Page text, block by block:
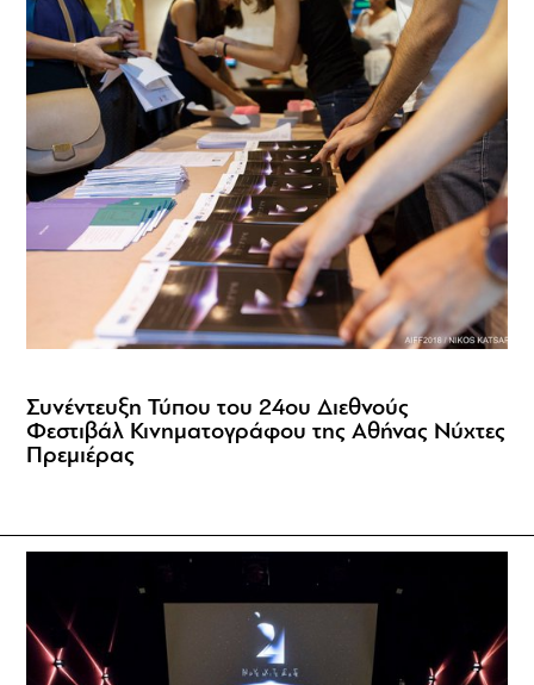
Συνέντευξη Τύπου του 24ου Διεθνούς
Φεστιβάλ Κινηματογράφου της Αθήνας Νύχτες
Πρεμιέρας